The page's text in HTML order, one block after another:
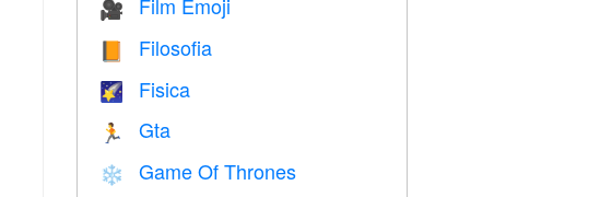
🎥
📙 Filosofia
🌠 Fisica
🏃 Gta
❄️ Game Of Thrones